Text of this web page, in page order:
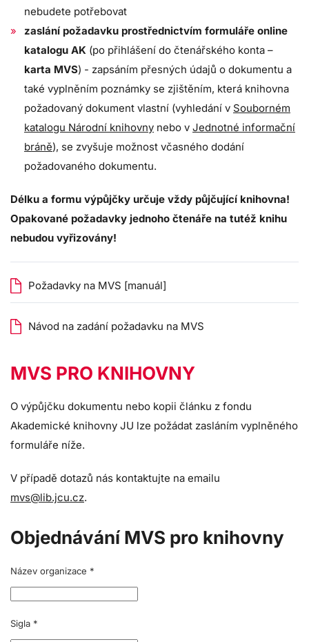
nebudete potřebovat
zaslání požadavku prostřednictvím formuláře online
katalogu AK (po přihlášení do čtenářského konta –
karta MVS) - zapsáním přesných údajů o dokumentu a
také vyplněním poznámky se zjištěním, která knihovna
požadovaný dokument vlastní (vyhledání v Souborném
katalogu Národní knihovny nebo v Jednotné informační
bráně), se zvyšuje možnost včasného dodání
požadovaného dokumentu.
Délku a formu výpůjčky určuje vždy půjčující knihovna!
Opakované požadavky jednoho čtenáře na tutéž knihu
nebudou vyřizovány!
Požadavky na MVS [manuál]
Návod na zadání požadavku na MVS
MVS PRO KNIHOVNY
O výpůjčku dokumentu nebo kopii článku z fondu
Akademické knihovny JU lze požádat zasláním vyplněného
formuláře níže.
V případě dotazů nás kontaktujte na emailu
mvs@lib.jcu.cz.
Objednávání MVS pro knihovny
Název organizace *
Sigla *